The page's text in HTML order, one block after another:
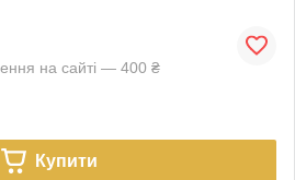
на сайті — 400 ₴
Купити